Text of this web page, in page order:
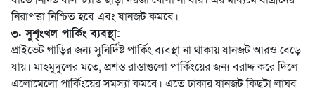
নিরাপত্তা নিশ্চিত হবে এবং যানজট কমবে।
৩. সুশৃংখল পার্কিং ব্যবস্থা:
প্রাইভেট গাড়ির জন্য সুনির্দিষ্ট পার্কিং ব্যবস্থা না থাকায় যানজট আরও বেড়ে
যায়। মাহমুদুলের মতে, প্রশস্ত রাস্তাগুলো পার্কিংয়ের জন্য বরাদ্দ করে দিলে
এলোমেলো পার্কিংয়ের সমস্যা কমবে। এতে ঢাকার যানজট কিছুটা লাঘব